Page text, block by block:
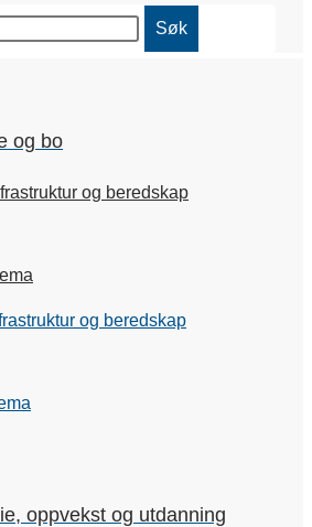
Søk
og bo
og beredskap
og beredskap
oppvekst og utdanning